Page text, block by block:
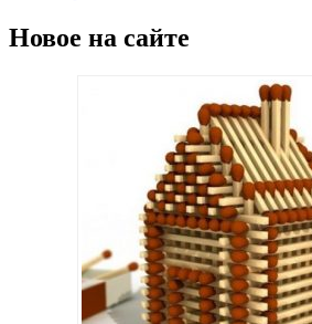
Новое на сайте